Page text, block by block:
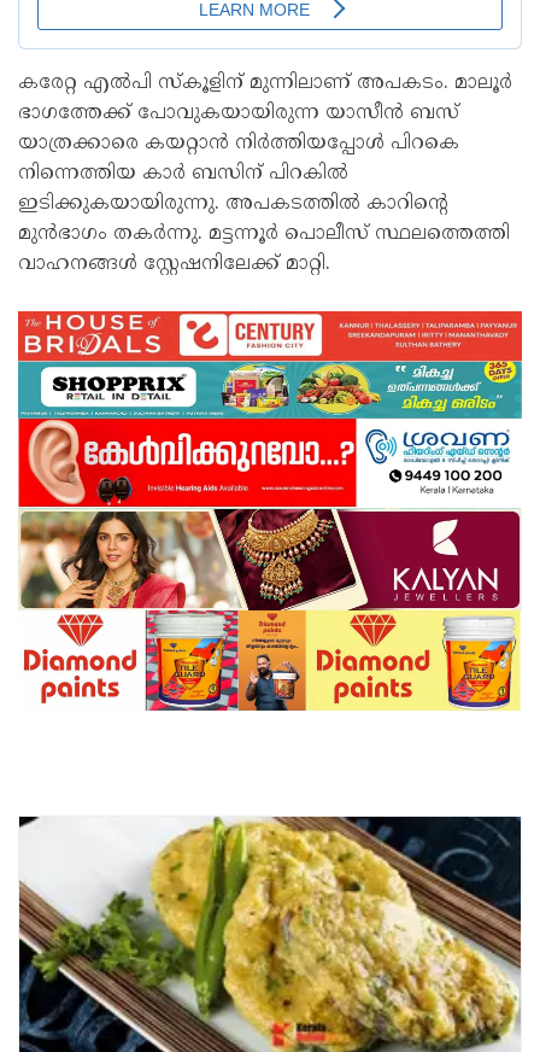
കരേറ്റ എൽപി സ്കൂളിന് മുന്നിലാണ് അപകടം. മാലൂർ
ഭാഗത്തേക്ക് പോവുകയായിരുന്ന യാസീൻ ബസ്
യാത്രക്കാരെ കയറ്റാൻ നിർത്തിയപ്പോൾ പിറകെ
നിന്നെത്തിയ കാർ ബസിന് പിറകിൽ
ഇടിക്കുകയായിരുന്നു. അപകടത്തിൽ കാറിന്റെ
മുൻഭാഗം തകർന്നു. മട്ടന്നൂർ പൊലീസ് സ്ഥലത്തെത്തി
വാഹനങ്ങൾ സ്റ്റേഷനിലേക്ക് മാറ്റി.